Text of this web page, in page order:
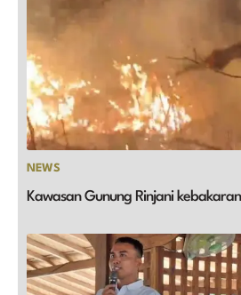
NEWS
Kawasan Gunung Rinjani kebakaran